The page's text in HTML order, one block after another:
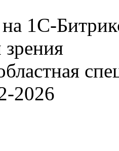
1С-
2026